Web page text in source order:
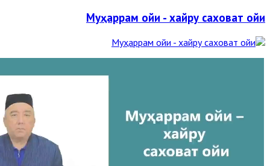
Муҳаррам ойи - хайру саховат ойи